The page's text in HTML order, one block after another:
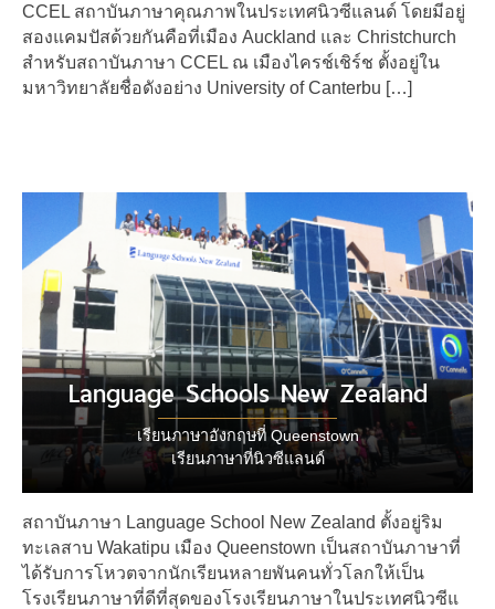
CCEL สถาบันภาษาคุณภาพในประเทศนิวซีแลนด์ โดยมีอยู่
สองแคมปัสด้วยกันคือที่เมือง Auckland และ Christchurch
สำหรับสถาบันภาษา CCEL ณ เมืองไครช์เชิร์ช ตั้งอยู่ใน
มหาวิทยาลัยชื่อดังอย่าง University of Canterbu […]
Language Schools New Zealand
เรียนภาษาอังกฤษที่ Queenstown
เรียนภาษาที่นิวซีแลนด์
สถาบันภาษา Language School New Zealand ตั้งอยู่ริม
ทะเลสาบ Wakatipu เมือง Queenstown เป็นสถาบันภาษาที่
ได้รับการโหวตจากนักเรียนหลายพันคนทั่วโลกให้เป็น
โรงเรียนภาษาที่ดีที่สุดของโรงเรียนภาษาในประเทศนิวซีแ